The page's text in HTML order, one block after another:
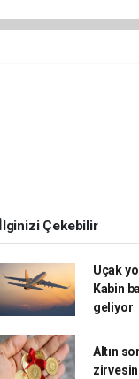
İlginizi Çekebilir
Uçak
Kabin
geliyor
Altın